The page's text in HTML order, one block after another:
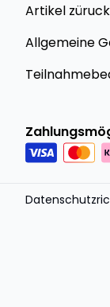
Artikel
Allgemeine